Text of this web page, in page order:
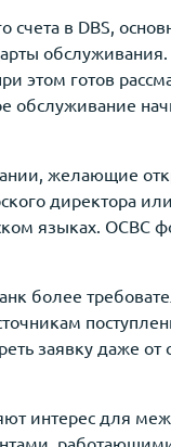
счета в DBS,
этом готов
желающие
директора
языках. OCBC
более
заявку даже от
интерес для